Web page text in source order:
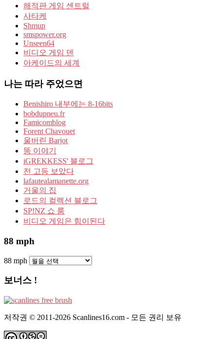
해적판 게임 센트럴
사타케
Shmup
smspower.org
Unseen64
비디오 게임 덴
아케이드의 세계
나는 따라 주었으면
Benishiro 내부에는 8-16bits
bobdupneu.fr
Famicomblog
Forent Chavouet
울버린 Barjot
똥 이야기
iGREKKESS' 블로그
전 고등 보았다
lafautealamanette.org
거울의 집
로드의 컬렉션 블로그
SP!NZ 쇼 룸
비디오 게임은 힘이된다
88 mph
88 mph
보너스 !
저작권 © 2011-2026 Scanlines16.com - 모든 권리 보유